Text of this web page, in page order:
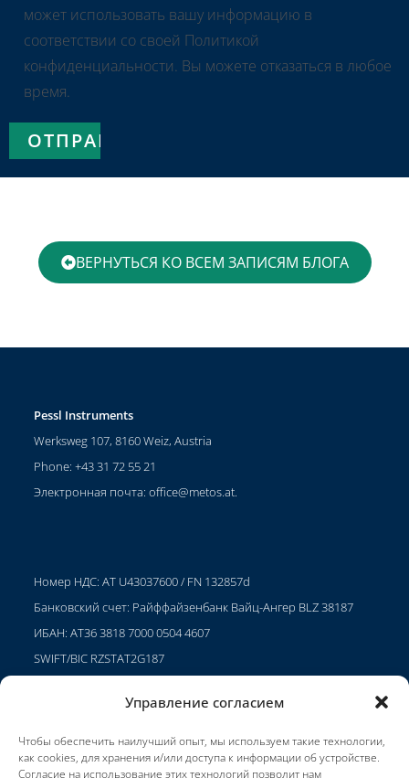
Управление согласием
Чтобы обеспечить наилучший опыт, мы используем такие технологии,
как cookies, для хранения и/или доступа к информации об устройстве.
Согласие на использование этих технологий позволит нам
может использовать вашу информацию в
соответствии со своей Политикой
конфиденциальности. Вы можете отказаться в любое
время.
ВЕРНУТЬСЯ КО ВСЕМ ЗАПИСЯМ БЛОГА
Pessl Instruments
Werksweg 107, 8160 Weiz, Austria
Phone: +43 31 72 55 21
Электронная почта:office@metos.at.
Номер НДС: AT U43037600 / FN 132857d
Банковский счет: Райффайзенбанк Вайц-Ангер BLZ 38187
ИБАН: AT36 3818 7000 0504 4607
SWIFT/BIC RZSTAT2G187
Проекты
Карьера